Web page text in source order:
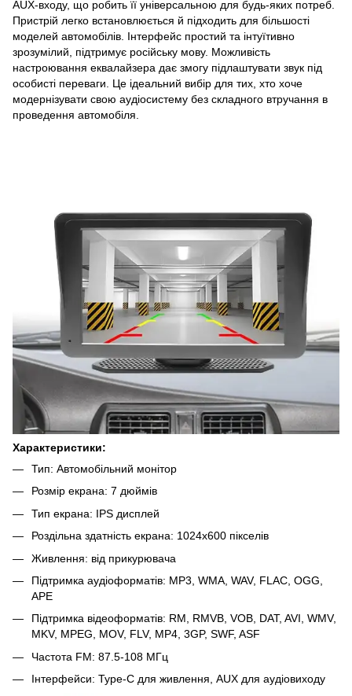
AUX-входу, що робить її універсальною для будь-яких потреб.
Пристрій легко встановлюється й підходить для більшості
моделей автомобілів. Інтерфейс простий та інтуїтивно
зрозумілий, підтримує російську мову. Можливість
настроювання еквалайзера дає змогу підлаштувати звук під
особисті переваги. Це ідеальний вибір для тих, хто хоче
модернізувати свою аудіосистему без складного втручання в
проведення автомобіля.
Характеристики:
Тип: Автомобільний монітор
Розмір екрана: 7 дюймів
Тип екрана: IPS дисплей
Роздільна здатність екрана: 1024x600 пікселів
Живлення: від прикурювача
Підтримка аудіоформатів: MP3, WMA, WAV, FLAC, OGG,
APE
Підтримка відеоформатів: RM, RMVB, VOB, DAT, AVI, WMV,
MKV, MPEG, MOV, FLV, MP4, 3GP, SWF, ASF
Частота FM: 87.5-108 МГц
Інтерфейси: Type-C для живлення, AUX для аудіовиходу